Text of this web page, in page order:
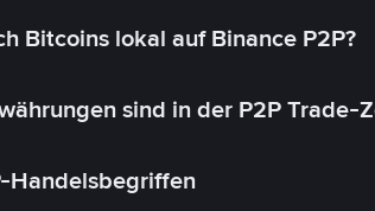
Bitcoins lokal auf Binance P2P?
sind in der P2P Trade-
Handelsbegriffen